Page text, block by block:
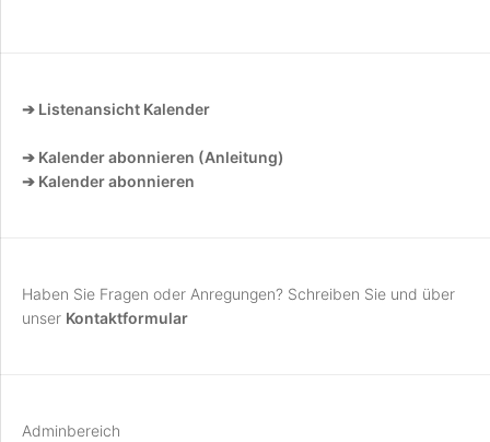
➔ Listenansicht Kalender
➔ Kalender abonnieren (Anleitung)
➔ Kalender abonnieren
Haben Sie Fragen oder Anregungen? Schreiben Sie und über
unser Kontaktformular
Adminbereich